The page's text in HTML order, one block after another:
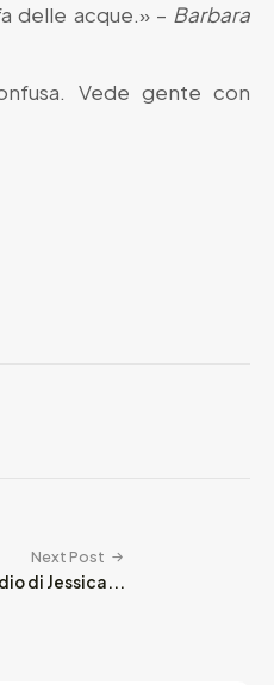
delle acque.» – Barbara
Vede gente con
Next Post
di Jessica...